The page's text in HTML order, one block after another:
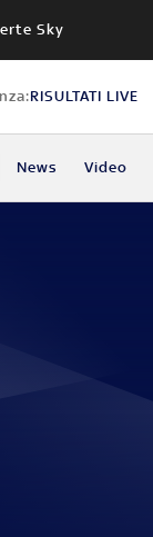
Sky
RISULTATI LIVE
News Video